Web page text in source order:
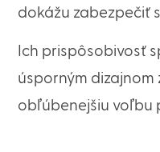
dokážu zabezpečiť
Ich prispôsobivosť
úsporným dizajnom
obľúbenejšiu voľbu